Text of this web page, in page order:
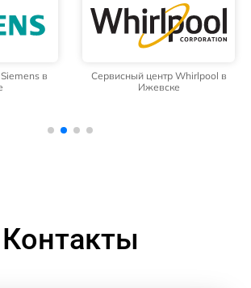
в
Сервисный центр Whirlpool в
Ижевске
Контакты